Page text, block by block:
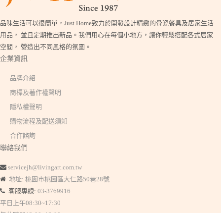
品味生活可以很簡單，Just Home致力於開發設計精緻的骨瓷餐具及居家生活
用品， 並且定期推出新品。我們用心在每個小地方，讓你輕鬆搭配各式居家
空間， 營造出不同風格的氛圍。
企業資訊
品牌介紹
商標及著作權聲明
隱私權聲明
購物流程及配送須知
合作諮詢
聯絡我們
servicejh@livingart.com.tw
地址: 桃園市桃園區大仁路50巷28號
客服專線: 03-3769916
平日上午08:30~17:30